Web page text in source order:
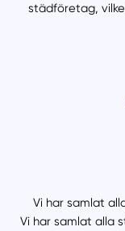
städföretag,
Vi har samlat
Vi har samlat alla